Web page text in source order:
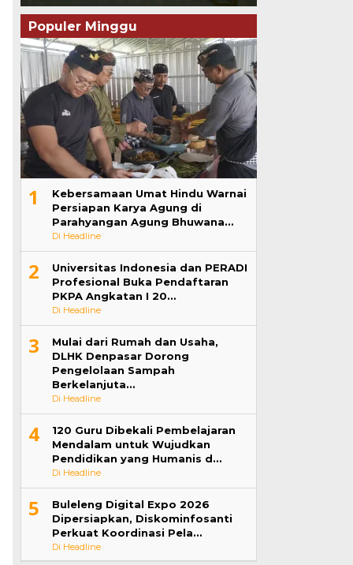
Populer Minggu
1
Kebersamaan Umat Hindu Warnai
Persiapan Karya Agung di
Parahyangan Agung Bhuwana…
Di Headline
2
Universitas Indonesia dan PERADI
Profesional Buka Pendaftaran
PKPA Angkatan I 20…
Di Headline
3
Mulai dari Rumah dan Usaha,
DLHK Denpasar Dorong
Pengelolaan Sampah
Berkelanjuta…
Di Headline
4
120 Guru Dibekali Pembelajaran
Mendalam untuk Wujudkan
Pendidikan yang Humanis d…
Di Headline
5
Buleleng Digital Expo 2026
Dipersiapkan, Diskominfosanti
Perkuat Koordinasi Pela…
Di Headline